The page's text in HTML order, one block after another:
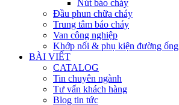
Nút báo cháy
Đầu phun chữa cháy
Trung tâm báo cháy
Van công nghiệp
Khớp nối & phụ kiện đường ống
BÀI VIẾT
CATALOG
Tin chuyên ngành
Tư vấn khách hàng
Blog tin tức